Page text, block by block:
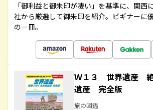
「御利益と御朱印が凄い」を基準に、関西
社から厳選して御朱印を紹介。ビギナーに
の一冊。
Ｗ１３ 世界遺産 絶
遺産 完全版
旅の図鑑